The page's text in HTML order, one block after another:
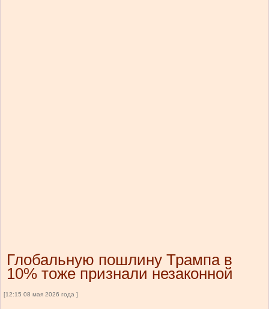
Глобальную пошлину Трампа в
10% тоже признали незаконной
[12:15 08 мая 2026 года ]